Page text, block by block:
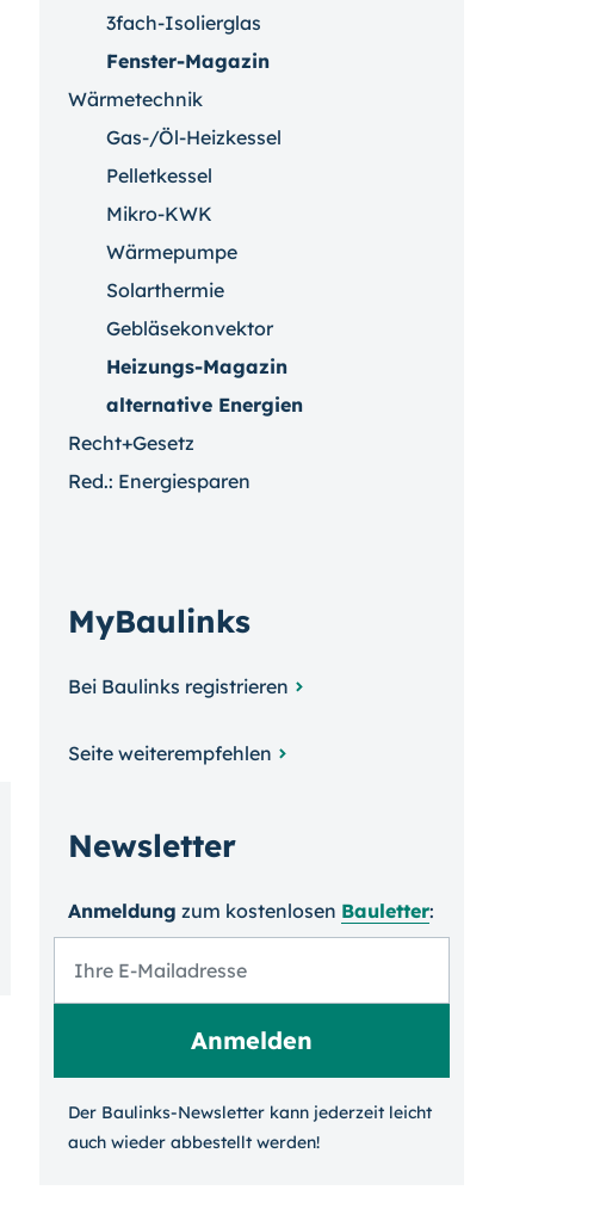
3fach-Isolierglas
Fenster-Magazin
Wärmetechnik
Gas-/Öl-Heizkessel
Pelletkessel
Mikro-KWK
Wärmepumpe
Solarthermie
Gebläsekonvektor
Heizungs-Magazin
alternative Energien
Recht+Gesetz
Red.: Energiesparen
MyBaulinks
Bei Baulinks registrieren
Seite weiterempfehlen
Newsletter
Anmeldung zum kosten­losen Bauletter:
Der Baulinks-Newsletter kann jeder­zeit leicht
auch wieder ab­bestellt werden!